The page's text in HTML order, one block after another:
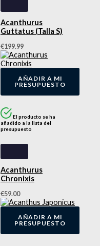
Acanthurus
Guttatus (Talla S)
€199.99
AÑADIR A MI
PRESUPUESTO
El producto se ha
añadido a la lista del
presupuesto
Acanthurus
Chronixis
€59.00
AÑADIR A MI
PRESUPUESTO